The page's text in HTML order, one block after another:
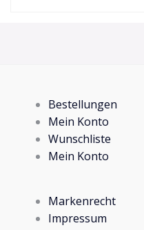
Bestellungen
Mein Konto
Wunschliste
Mein Konto
Markenrecht
Impressum